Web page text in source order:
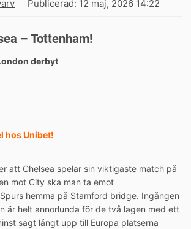
Publicerad: 12 maj, 2026 14:22
– Tottenham!
derbyt
hos Unibet!
att Chelsea spelar sin viktigaste match på
mot City ska man ta emot
hemma på Stamford bridge. Ingången
är helt annorlunda för de två lagen med ett
sagt långt upp till Europa platserna